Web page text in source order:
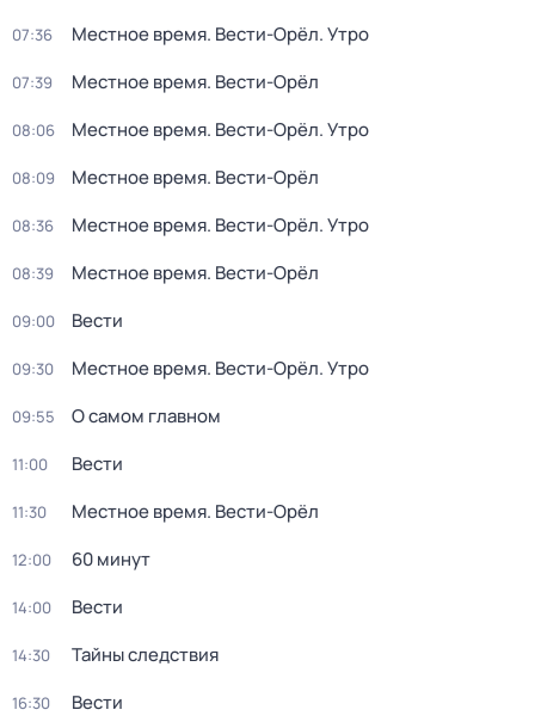
07:36 Местное время. Вести-Орёл. Утро
07:39 Местное время. Вести-Орёл
08:06 Местное время. Вести-Орёл. Утро
08:09 Местное время. Вести-Орёл
08:36 Местное время. Вести-Орёл. Утро
08:39 Местное время. Вести-Орёл
09:00 Вести
09:30 Местное время. Вести-Орёл. Утро
09:55 О самом главном
11:00 Вести
11:30 Местное время. Вести-Орёл
12:00 60 минут
14:00 Вести
14:30 Тайны следствия
16:30 Вести